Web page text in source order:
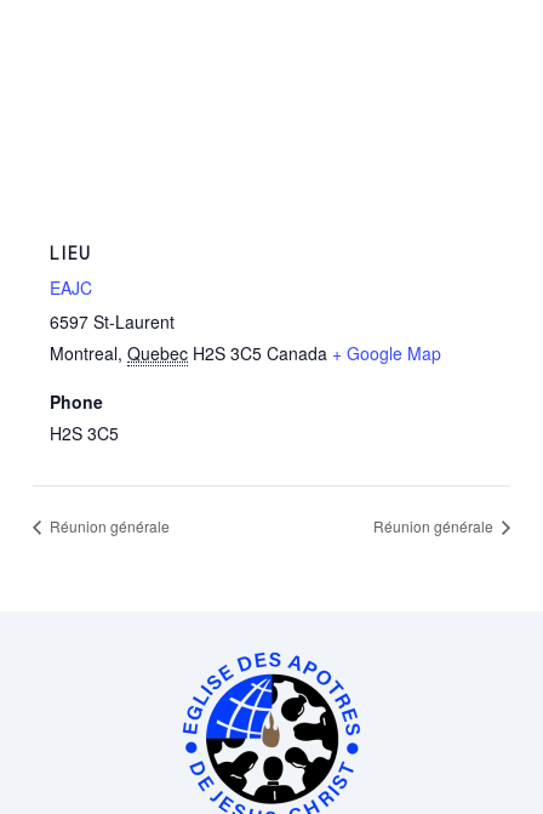
LIEU
EAJC
6597 St-Laurent
Montreal, Quebec H2S 3C5 Canada + Google Map
Phone
H2S 3C5
Réunion générale Réunion générale